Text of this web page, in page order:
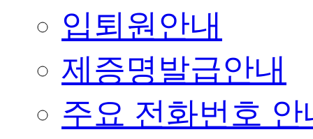
입퇴원안내
제증명발급안내
주요 전화번호 안